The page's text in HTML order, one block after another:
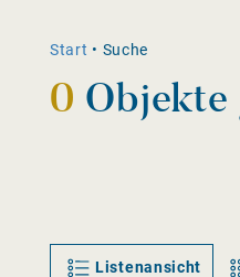
Start • Suche
0 Objekte
Listenansicht